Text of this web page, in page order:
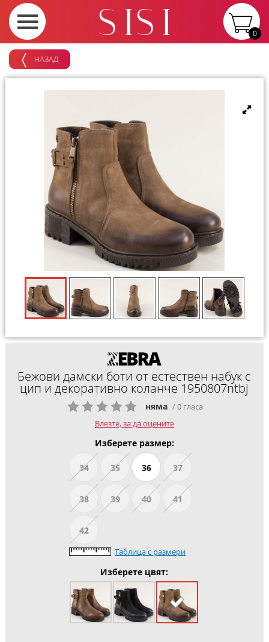
0
НАЗАД
Бежови дамски боти от естествен набук с
цип и декоративно коланче 1950807ntbj
няма / 0 гласа
Влезте, за да оцените
Изберете размер:
34 35 36 37
38 39 40 41
42
Таблица с размери
Изберете цвят: